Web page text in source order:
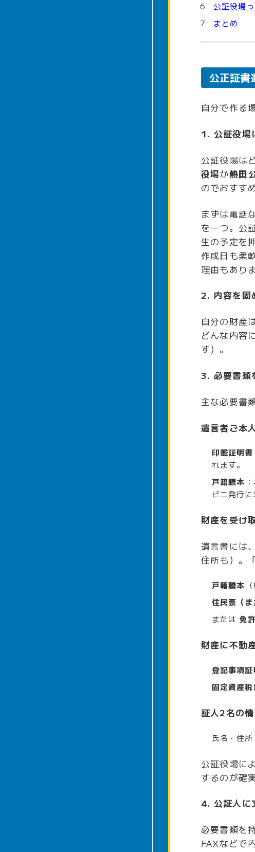
公証役場
まとめ
公正証書
自分で作る
1. 公証役場
公証役場は
役場か熱田
のでおすす
まずは電話
を一つ。公
生の予定を
作成日も柔
理由もあり
2. 内容を固
自分の財産
どんな内容
す）。
3. 必要書類
主な必要書
遺言者ご本
印鑑証明
れます。
戸籍謄本
ビニ発行
財産を受け
遺言書には
住所も）。
戸籍謄本
住民票（ま
または 免
財産に不動
登記事項証
固定資産
証人2名の
氏名・住
公証役場に
するのが確
4. 公証人に
必要書類を
FAXなどで